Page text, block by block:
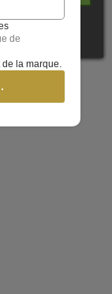
de
de la marque.